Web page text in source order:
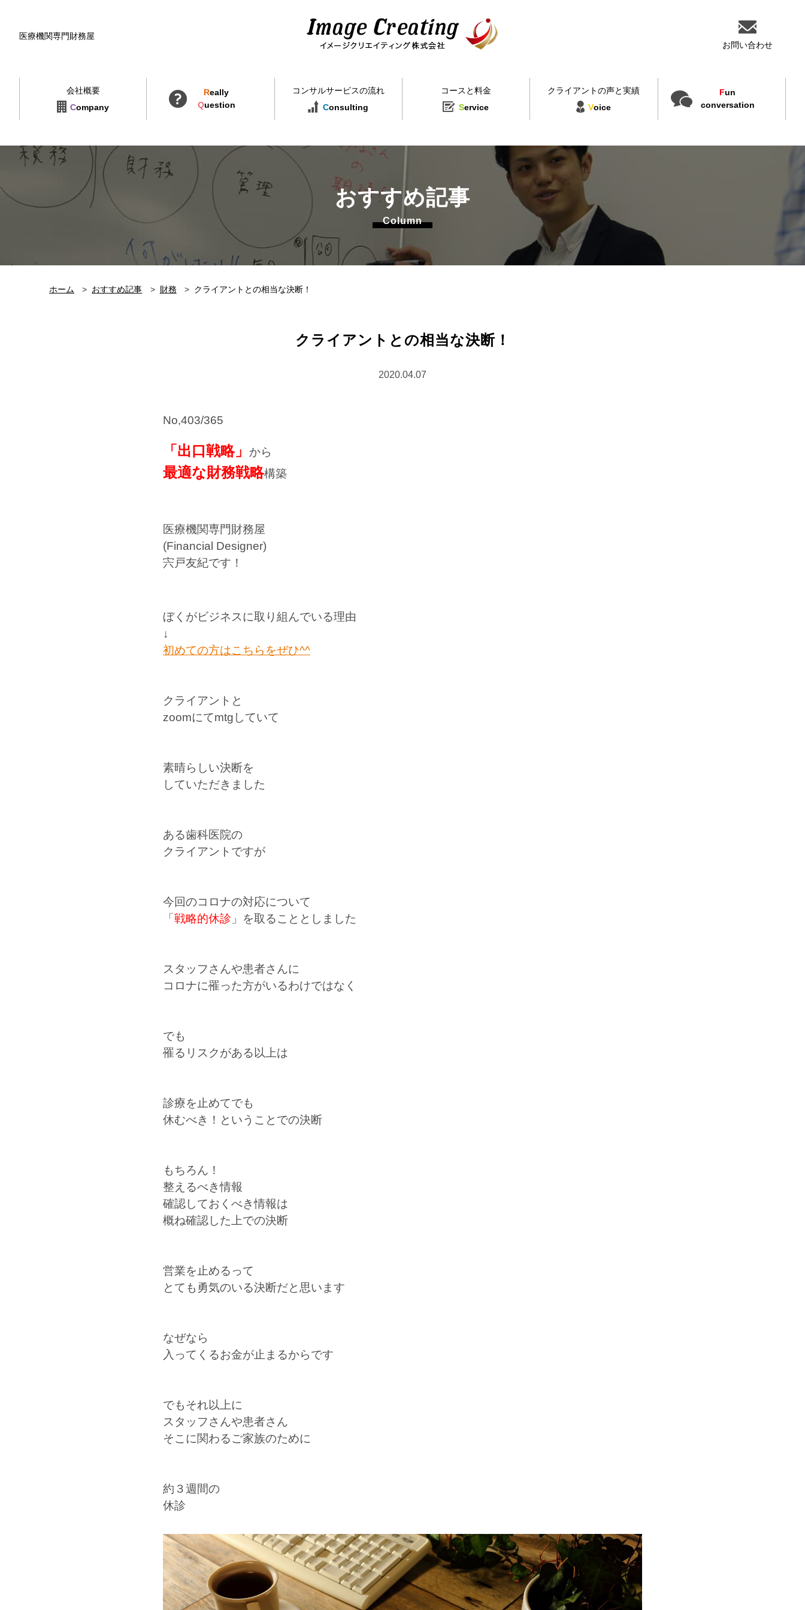
医療機関専門財務屋
お問い合わせ
会社概要
Company
Really
Question
コンサルサービスの流れ
Consulting
コースと料金
Service
クライアントの声と実績
Voice
Fun
conversation
おすすめ記事
Column
ホーム おすすめ記事 財務 クライアントとの相当な決断！
クライアントとの相当な決断！
2020.04.07
No,403/365
「出口戦略」 から
最適な財務戦略構築
医療機関専門財務屋
(Financial Designer)
宍戸友紀です！
ぼくがビジネスに取り組んでいる理由
↓
初めての方はこちらをぜひ^^
クライアントと
zoomにてmtgしていて
素晴らしい決断を
していただきました
ある歯科医院の
クライアントですが
今回のコロナの対応について
「 戦略的休診 」を取ることとしました
スタッフさんや患者さんに
コロナに罹った方がいるわけではなく
でも
罹るリスクがある以上は
診療を止めてでも
休むべき！ということでの決断
もちろん！
整えるべき情報
確認しておくべき情報は
概ね確認した上での決断
営業を止めるって
とても勇気のいる決断だと思います
なぜなら
入ってくるお金が止まるからです
でもそれ以上に
スタッフさんや患者さん
そこに関わるご家族のために
約３週間の
休診